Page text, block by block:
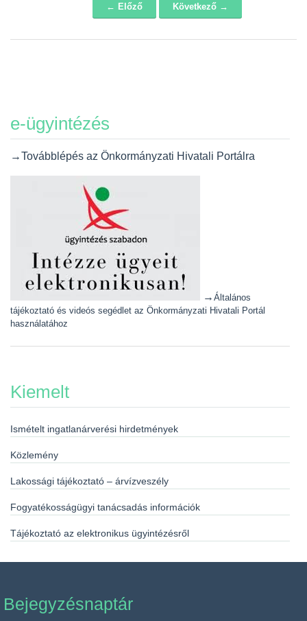
← Előző Következő →
e-ügyintézés
→Továbblépés az Önkormányzati Hivatali Portálra
→ Általános
tájékoztató és videós segédlet az Önkormányzati Hivatali Portál
használatához
Kiemelt
Ismételt ingatlanárverési hirdetmények
Közlemény
Lakossági tájékoztató – árvízveszély
Fogyatékosságügyi tanácsadás információk
Tájékoztató az elektronikus ügyintézésről
Bejegyzésnaptár